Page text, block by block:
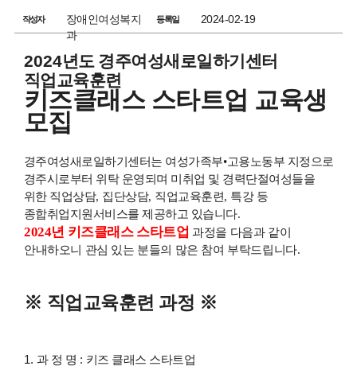
작성자
장애인여성복지
과
등록일 2024-02-19
2024년도 경주여성새로일하기센터
직업교육훈련
키즈클래스 스타트업 교육생
모집
경주여성새로일하기센터는 여성가족부•고용노동부 지정으로
경주시로부터 위탁 운영되며 미취업 및 경력단절여성들을
위한 직업상담, 집단상담, 직업교육훈련, 특강 등
종합취업지원서비스를 제공하고 있습니다.
2024년 키즈클래스 스타트업과정을 다음과 같이
안내하오니 관심 있는 분들의 많은 참여 부탁드립니다.
※ 직업교육훈련 과정 ※
1. 과 정 명 : 키즈 클래스 스타트업